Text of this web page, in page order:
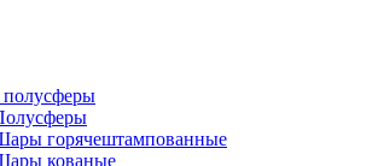
горячештампованные
кованые